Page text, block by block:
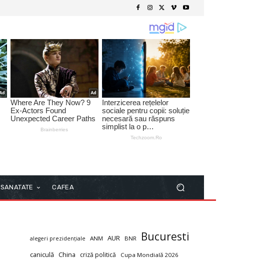
SANATATE CAFEA
alegeri prezidențiale ANM AUR BNR Bucuresti
caniculă China criză politică Cupa Mondială 2026